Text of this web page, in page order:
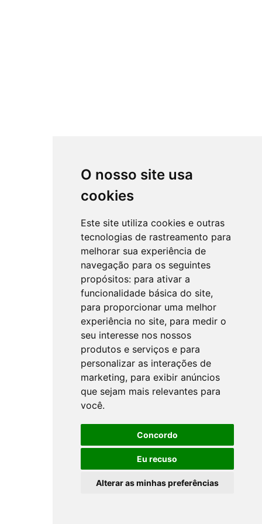
O nosso site usa
cookies
Este site utiliza cookies e outras
tecnologias de rastreamento para
melhorar sua experiência de
navegação para os seguintes
propósitos: para ativar a
funcionalidade básica do site,
para proporcionar uma melhor
experiência no site, para medir o
seu interesse nos nossos
produtos e serviços e para
personalizar as interações de
marketing, para exibir anúncios
que sejam mais relevantes para
você.
Concordo
Eu recuso
Alterar as minhas preferências